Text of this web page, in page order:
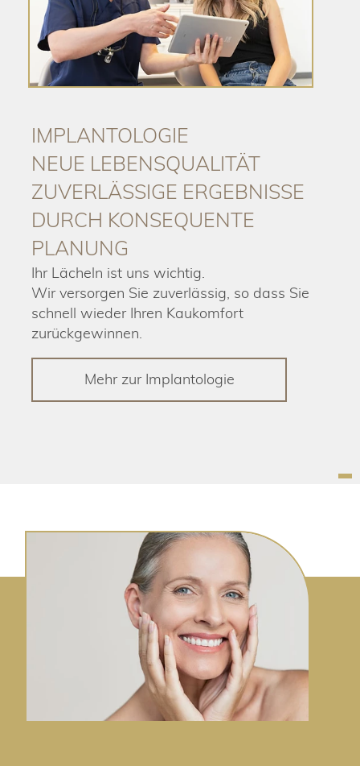
IMPLANTOLOGIE
NEUE LEBENSQUALITÄT
ZUVERLÄSSIGE ERGEBNISSE
DURCH KONSEQUENTE
PLANUNG
Ihr Lächeln ist uns wichtig.
Wir versorgen Sie zuverlässig, so dass Sie
schnell wieder Ihren Kaukomfort
zurückgewinnen.
Mehr zur Implantologie